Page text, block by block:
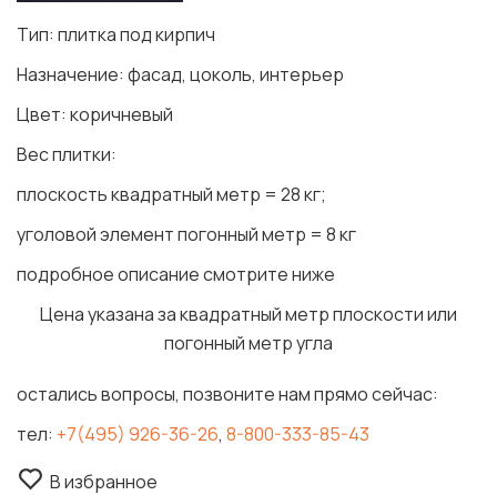
Тип: плитка под кирпич
Назначение: фасад, цоколь, интерьер
Цвет: коричневый
Вес плитки:
плоскость квадратный метр = 28 кг;
уголовой элемент погонный метр = 8 кг
подробное описание смотрите ниже
Цена указана за квадратный метр плоскости или
погонный метр угла
остались вопросы, позвоните нам прямо сейчас:
тел: +7(495) 926-36-26, 8-800-333-85-43
В избранное